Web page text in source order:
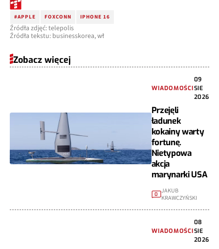
#APPLE FOXCONN IPHONE 16
Źródła zdjęć: telepolis
Źródła tekstu: businesskorea, wł
Zobacz więcej
WIADOMOŚCI
09
SIE
2026
Przejęli
ładunek
kokainy warty
fortunę.
Nietypowa
akcja
marynarki USA
0 JAKUB
KRAWCZYŃSKI
WIADOMOŚCI
08
SIE
2026